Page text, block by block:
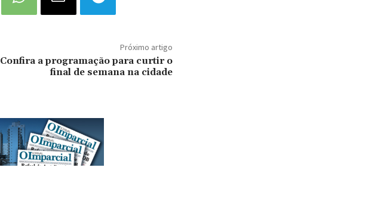
Próximo artigo
Confira a programação para curtir o
final de semana na cidade